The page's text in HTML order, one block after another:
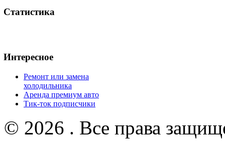
Статистика
Интересное
Ремонт или замена
холодильника
Аренда премиум авто
Тик-ток подписчики
© 2026 . Все права